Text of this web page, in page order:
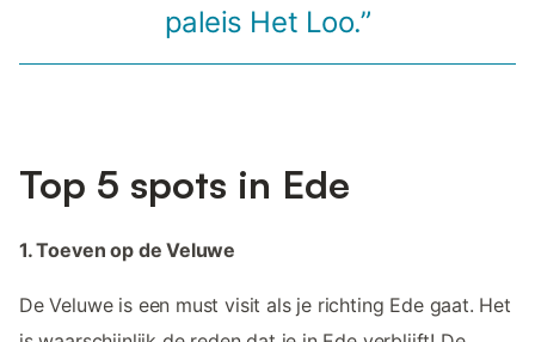
paleis Het Loo.”
Top 5 spots in Ede
1. Toeven op de Veluwe
De Veluwe is een must visit als je richting Ede gaat. Het